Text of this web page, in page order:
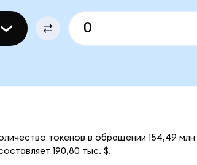
токенов в обращении 154,49 млн
190,80 тыс. $.